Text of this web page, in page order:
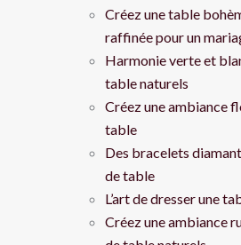
Créez une table
raffinée pour un
Harmonie verte et
table naturels
Créez une ambiance
table
Des bracelets
de table
L’art de dresser une
Créez une ambiance